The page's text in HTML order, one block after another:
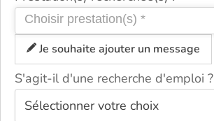
Je souhaite ajouter un message
S'agit-il d'une recherche d'emploi ?
ou